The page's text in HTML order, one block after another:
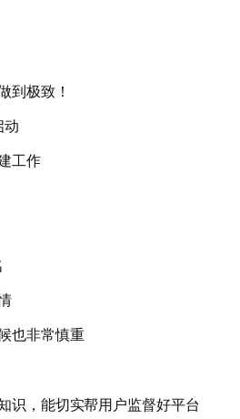
到极致！
动
工作
也非常慎重
识，能切实帮用户监督好平台